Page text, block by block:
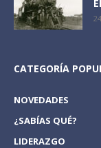
CATEGORÍA
NOVEDADES
¿SABÍAS QUÉ?
LIDERAZGO